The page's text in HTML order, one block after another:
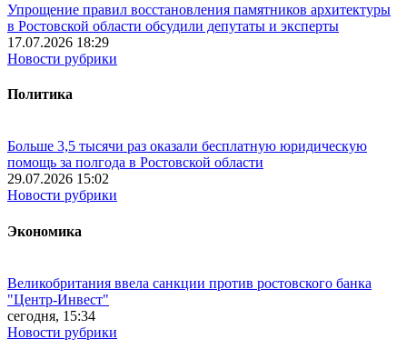
Упрощение правил восстановления памятников архитектуры
в Ростовской области обсудили депутаты и эксперты
17.07.2026 18:29
Новости рубрики
Политика
Больше 3,5 тысячи раз оказали бесплатную юридическую
помощь за полгода в Ростовской области
29.07.2026 15:02
Новости рубрики
Экономика
Великобритания ввела санкции против ростовского банка
"Центр-Инвест"
сегодня, 15:34
Новости рубрики